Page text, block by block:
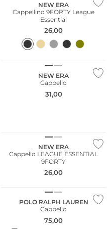
NEW ERA
Cappellino 9FORTY League
Essential
26,00
NEW ERA
Cappello
31,00
NEW ERA
Cappello LEAGUE ESSENTIAL
9FORTY
26,00
POLO RALPH LAUREN
Cappello
75,00